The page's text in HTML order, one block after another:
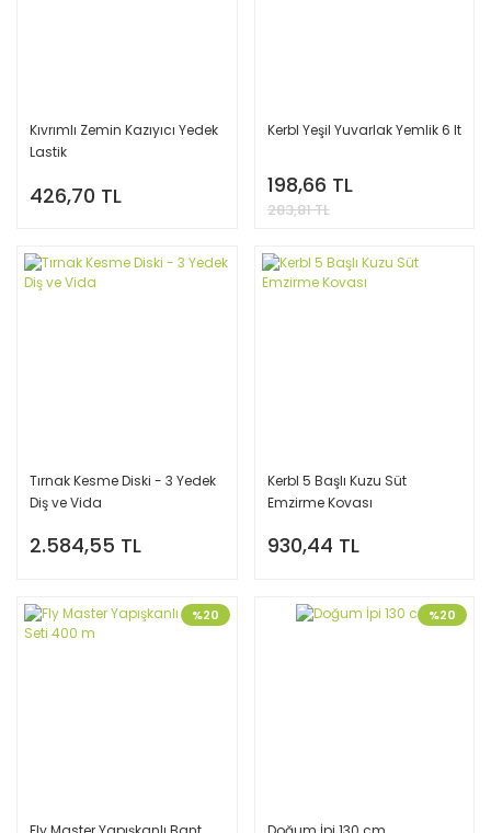
Kıvrımlı Zemin Kazıyıcı Yedek
Lastik
426,70 TL
Kerbl Yeşil Yuvarlak Yemlik 6 lt
198,66 TL
283,81 TL
Tırnak Kesme Diski - 3 Yedek
Diş ve Vida
2.584,55 TL
Kerbl 5 Başlı Kuzu Süt
Emzirme Kovası
930,44 TL
%20 %20